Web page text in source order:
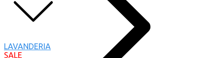
LAVANDERIA
SALE